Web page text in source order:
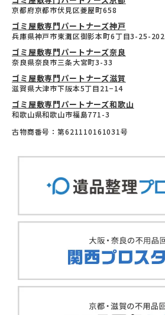
京都府京都市伏見区菱屋町658
ゴミ屋敷専門パートナーズ神戸
兵庫県神戸市東灘区御影本町6丁目3-25-202
ゴミ屋敷専門パートナーズ奈良
奈良県奈良市三条大宮町3-33
ゴミ屋敷専門パートナーズ滋賀
滋賀県大津市下阪本5丁目21−14
ゴミ屋敷専門パートナーズ和歌山
和歌山県和歌山市福島771-3
古物商番号：第621110161031号